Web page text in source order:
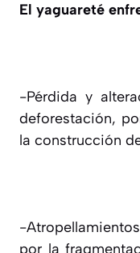
El yaguareté
-Pérdida y
deforestación,
la construcción
-
por la